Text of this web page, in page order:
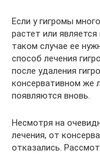
Если у гигромы
растет или
таком случае ее
способ лечения
после удаления
консервативном же
появляются вновь.
Несмотря на
лечения, от
отказались.